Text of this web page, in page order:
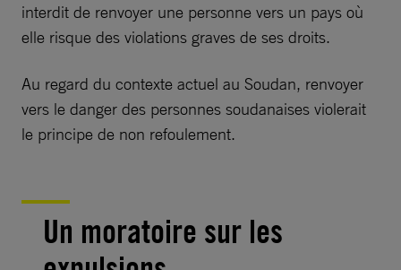
interdit de renvoyer une personne vers un pays où
elle risque des violations graves de ses droits.
Au regard du contexte actuel au Soudan, renvoyer
vers le danger des personnes soudanaises violerait
le principe de non refoulement.
Un moratoire sur les